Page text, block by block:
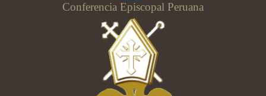
Conferencia Episcopal Peruana